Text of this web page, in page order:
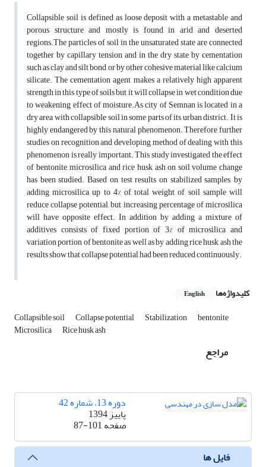
Collapsible soil is defined as loose deposit with a metastable and
porous structure and mostly is found in arid and deserted
regions.The particles of soil in the unsaturated state are connected
together by capillary tension and in the dry state by cementation
such as clay and silt bond or by other cohesive material like calcium
silicate. The cementation agent makes a relatively high apparent
strength in this type of soils but it will collapse in wet condition due
to weakening effect of moisture.As city of Semnan is located in a
dry area with collapsible soil in some parts of its urban district. It is
highly endangered by this natural phenomenon. Therefore further
studies on recognition and developing method of dealing with this
phenomenon is really important. This study investigated the effect
of bentonite, microsilica and rice husk ash on soil volume change
has been studied. Based on test results on stabilized samples, by
adding microsilica up to 4% of total weight of soil sample will
reduce collapse potential, but increasing percentage of microsilica
will have opposite effect. In addition by adding a mixture of
additives consists of fixed portion of 3% of microsilica and
variation portion of bentonite as well as by adding rice husk ash the
results show that collapse potential had been reduced continuously.
کلیدواژه‌ها English
Collapsible soil Collapse potential Stabilization bentonite
Microsilica Rice husk ash
مراجع
دوره 13، شماره 42
پاییز 1394
صفحه87-101
فایل ها